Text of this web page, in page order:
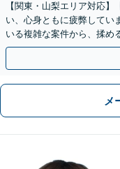
【関東・山梨エリア対応
い、心身ともに疲弊してい
いる複雑な案件から、揉め
者様の心に最後まで寄り添
メ